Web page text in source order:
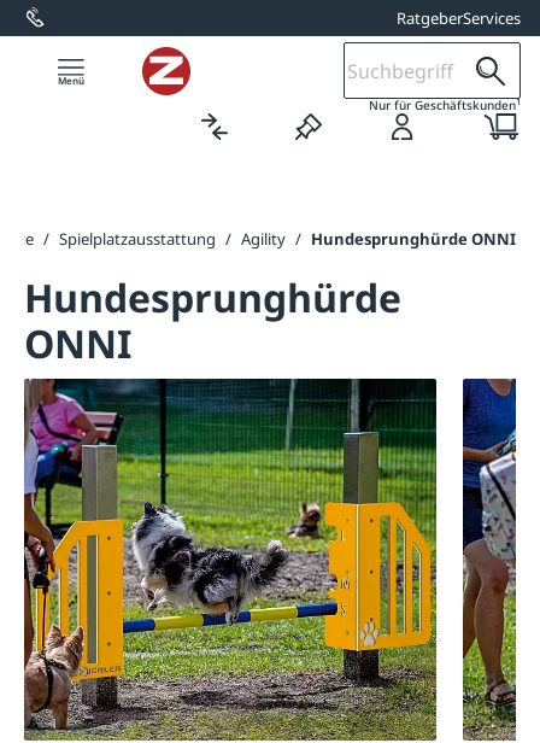
springen RatgeberServices
Nur für Geschäftskunden1
/ Spielplatzausstattung / Agility / Hundesprunghürde ONNI
Hundesprunghürde
ONNI